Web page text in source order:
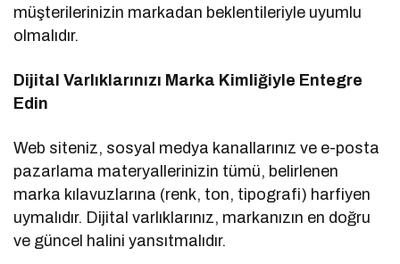
müşterilerinizin markadan beklentileriyle uyumlu
olmalıdır.
Dijital Varlıklarınızı Marka Kimliğiyle Entegre
Edin
Web siteniz, sosyal medya kanallarınız ve e-posta
pazarlama materyallerinizin tümü, belirlenen
marka kılavuzlarına (renk, ton, tipografi) harfiyen
uymalıdır. Dijital varlıklarınız, markanızın en doğru
ve güncel halini yansıtmalıdır.